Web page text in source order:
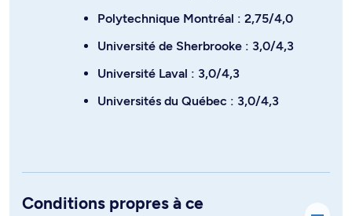
Polytechnique Montréal : 2,75/4,0
Université de Sherbrooke : 3,0/4,3
Université Laval : 3,0/4,3
Universités du Québec : 3,0/4,3
Conditions propres à ce